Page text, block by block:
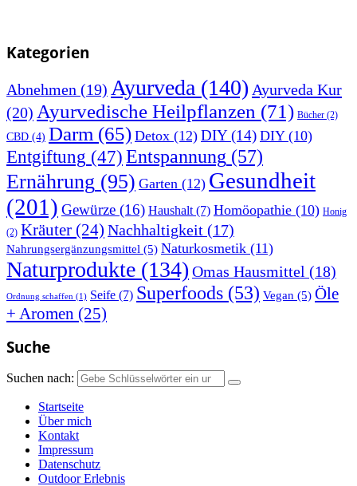
Kategorien
Abnehmen (19) Ayurveda (140) Ayurveda Kur
(20) Ayurvedische Heilpflanzen (71) Bücher (2)
CBD (4) Darm (65) Detox (12) DIY(14) DIY(10)
Entgiftung (47)Entspannung (57)
Ernährung (95) Garten (12) Gesundheit
(201) Gewürze (16) Haushalt(7) Homöopathie (10) Honig
(2) Kräuter (24) Nachhaltigkeit (17)
Nahrungsergänzungsmittel (5) Naturkosmetik (11)
Naturprodukte (134) Omas Hausmittel (18)
Ordnung schaffen (1) Seife (7) Superfoods (53) Vegan (5) Öle
+ Aromen (25)
Suche
Suchen nach:
Startseite
Über mich
Kontakt
Impressum
Datenschutz
Outdoor Erlebnis